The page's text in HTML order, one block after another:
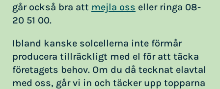
går också bra att mejla oss eller ringa 08-
20 51 00.
Ibland kanske solcellerna inte förmår
producera tillräckligt med el för att täcka
företagets behov. Om du då tecknat elavtal
med oss, går vi in och täcker upp topparna